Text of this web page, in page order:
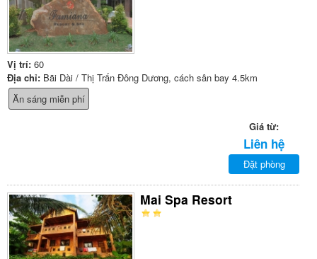
Vị trí: 60
Địa chỉ: Bãi Dài / Thị Trấn Đông Dương, cách sân bay 4.5km
Ăn sáng miễn phí
Giá từ:
Liên hệ
Đặt phòng
Mai Spa Resort